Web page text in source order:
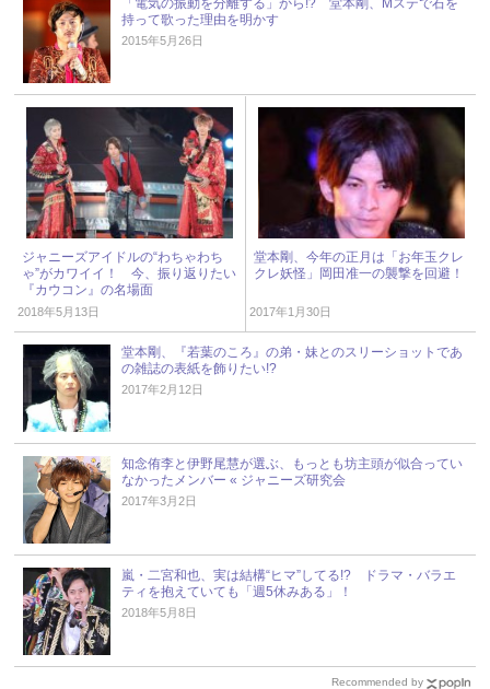
「電気の振動を分離する」から!? 堂本剛、Mステで石を
持って歌った理由を明かす
2015年5月26日
ジャニーズアイドルの“わちゃわち
ゃ”がカワイイ！ 今、振り返りたい
『カウコン』の名場面
2018年5月13日
堂本剛、今年の正月は「お年玉クレ
クレ妖怪」岡田准一の襲撃を回避！
2017年1月30日
堂本剛、『若葉のころ』の弟・妹とのスリーショットであ
の雑誌の表紙を飾りたい!?
2017年2月12日
知念侑李と伊野尾慧が選ぶ、もっとも坊主頭が似合ってい
なかったメンバー « ジャニーズ研究会
2017年3月2日
嵐・二宮和也、実は結構“ヒマ”してる!? ドラマ・バラエ
ティを抱えていても「週5休みある」！
2018年5月8日
Recommended by